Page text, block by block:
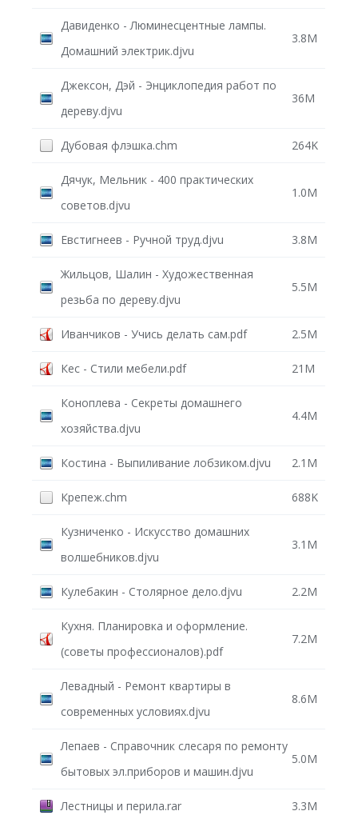
Давиденко - Люминесцентные лампы.
Домашний электрик.djvu
3.8M
Джексон, Дэй - Энциклопедия работ по
дереву.djvu
36M
Дубовая флэшка.chm 264K
Дячук, Мельник - 400 практических
советов.djvu
1.0M
Евстигнеев - Ручной труд.djvu 3.8M
Жильцов, Шалин - Художественная
резьба по дереву.djvu
5.5M
Иванчиков - Учись делать сам.pdf 2.5M
Кес - Стили мебели.pdf 21M
Коноплева - Секреты домашнего
хозяйства.djvu
4.4M
Костина - Выпиливание лобзиком.djvu 2.1M
Крепеж.chm 688K
Кузниченко - Искусство домашних
волшебников.djvu
3.1M
Кулебакин - Столярное дело.djvu 2.2M
Кухня. Планировка и оформление.
(советы профессионалов).pdf
7.2M
Левадный - Ремонт квартиры в
современных условиях.djvu
8.6M
Лепаев - Справочник слесаря по ремонту
бытовых эл.приборов и машин.djvu
5.0M
Лестницы и перила.rar 3.3M